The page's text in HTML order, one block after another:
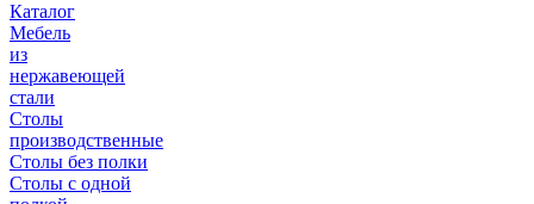
Каталог
Мебель
из
нержавеющей
стали
Столы
производственные
Столы без полки
Столы с одной